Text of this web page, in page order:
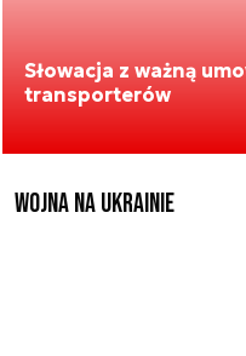
Słowacja z ważną
transporterów
Wojna na Ukrainie